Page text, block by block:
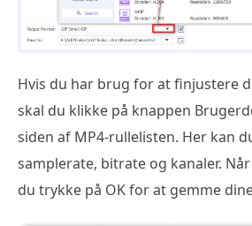
Hvis du har brug for at finjustere
skal du klikke på knappen
siden af MP4-rullelisten. Her kan
samplerate, bitrate og kanaler.
du trykke på OK for at gemme